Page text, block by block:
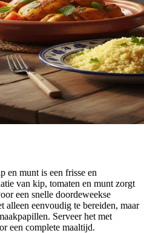
en munt is een frisse en
van kip, tomaten en munt zorgt
een snelle doordeweekse
eenvoudig te bereiden, maar
Serveer het met
een complete maaltijd.